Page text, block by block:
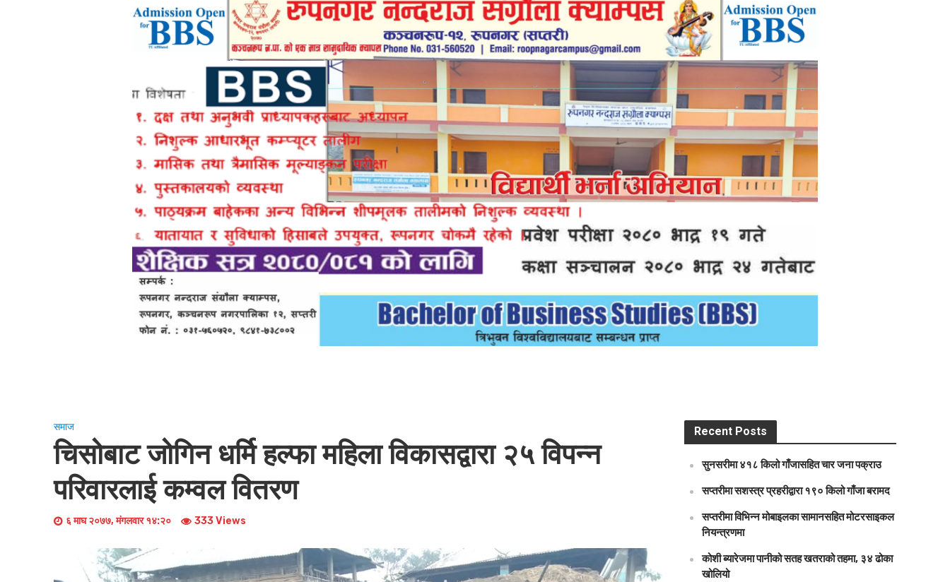
समाज
चिसोबाट जोगिन धर्मि हल्फा महिला विकासद्वारा २५ विपन्न
परिवारलाई कम्वल वितरण
६ माघ २०७७, मंगलवार १४:२० 333 Views
Recent Posts
सुनसरीमा ४१८ किलो गाँजासहित चार जना पक्राउ
सप्तरीमा सशस्त्र प्रहरीद्वारा १९० किलो गाँजा बरामद
सप्तरीमा विभिन्न मोबाइलका सामानसहित मोटरसाइकल
नियन्त्रणमा
कोशी ब्यारेजमा पानीको सतह खतराको तहमा, ३४ ढोका
खोलियो